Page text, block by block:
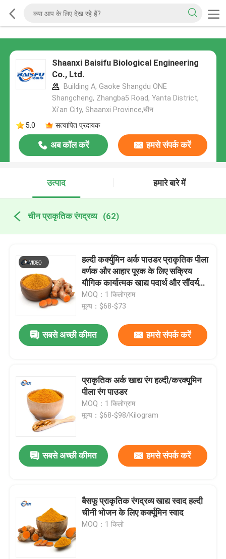
Shaanxi Baisifu Biological Engineering
Co., Ltd.
Building A, Gaoke Shangdu ONE
Shangcheng, Zhangba5 Road, Yanta District,
Xi'an City, Shaanxi Province,चीन
5.0
सत्यापित प्रदायक
अब कॉल करें हमसे संपर्क करें
उत्पाद हमारे बारे में
चीन प्राकृतिक रंगद्रव्य (62)
हल्दी कर्क्युमिन अर्क पाउडर प्राकृतिक पीला
वर्णक और आहार पूरक के लिए सक्रिय
यौगिक कार्यात्मक खाद्य पदार्थ और सौंदर्य
प्रसाधन
MOQ：1 किलोग्राम
मूल्य：$68-$73
सबसे अच्छी कीमत हमसे संपर्क करें
प्राकृतिक अर्क खाद्य रंग हल्दी/करक्यूमिन
पीला रंग पाउडर
MOQ：1 किलोग्राम
मूल्य：$68-$98/Kilogram
सबसे अच्छी कीमत हमसे संपर्क करें
बैसफू प्राकृतिक रंगद्रव्य खाद्य स्वाद हल्दी
चीनी भोजन के लिए कर्क्यूमिन स्वाद
MOQ：1 किलो